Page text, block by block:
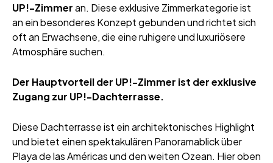
UP!-Zimmeran. Diese exklusive Zimmerkategorie ist
an ein besonderes Konzept gebunden und richtet sich
oft an Erwachsene, die eine ruhigere und luxuriösere
Atmosphäre suchen.
Der Hauptvorteil der UP!-Zimmer ist der exklusive
Zugang zur UP!-Dachterrasse.
Diese Dachterrasse ist ein architektonisches Highlight
und bietet einen spektakulären Panoramablick über
Playa de las Américas und den weiten Ozean. Hier oben